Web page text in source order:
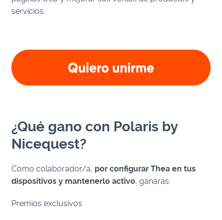
servicios.
¿Qué gano con Polaris by
Nicequest?
Como colaborador/a, por configurar Thea en tus
dispositivos y mantenerlo activo, ganarás:
Premios exclusivos